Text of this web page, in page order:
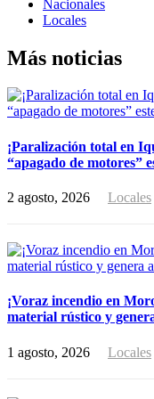
Nacionales
Locales
Más noticias
¡Paralización total en
“apagado de motores”
2 agosto, 2026 Locales
¡Voraz incendio en
material rústico y
1 agosto, 2026 Locales